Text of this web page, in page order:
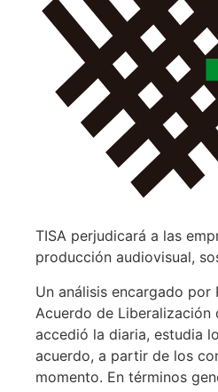
TISA perjudicará a las
producción audiovisual,
Un análisis encargado
Acuerdo de Liberalización
accedió la diaria, estudia
acuerdo, a partir de los
momento. En términos